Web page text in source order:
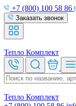
+7 (800) 100 58 86
Заказать звонок
Тепло Комплект
Тепло Комплект